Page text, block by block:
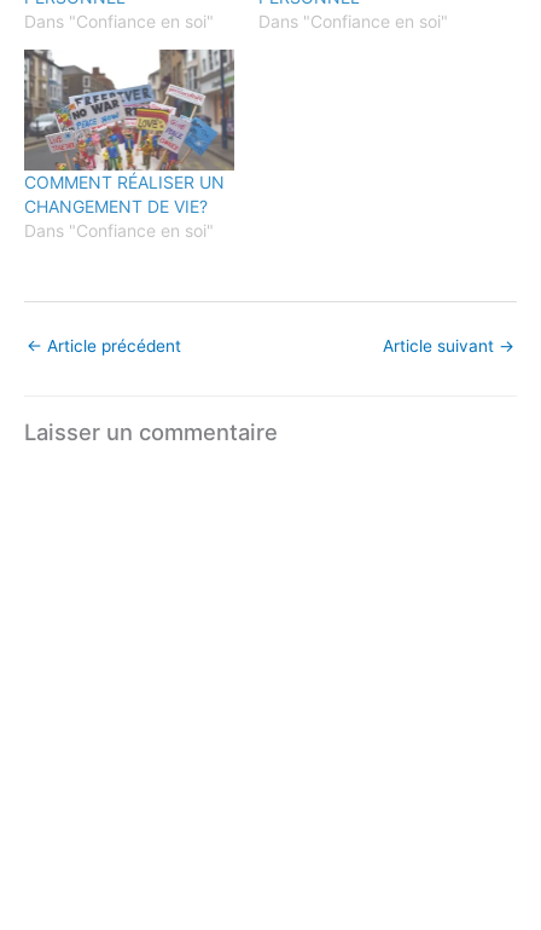
Dans "Confiance en soi"
Dans "Confiance en soi"
COMMENT RÉALISER UN
CHANGEMENT DE VIE?
Dans "Confiance en soi"
← Article précédent Article suivant →
Laisser un commentaire